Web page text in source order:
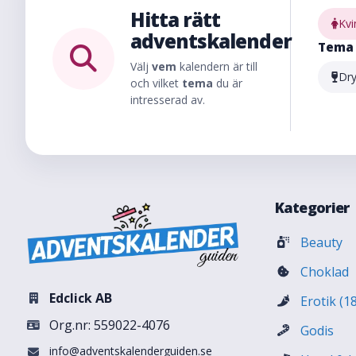
Hitta rätt
adventskalender
Välj vem kalendern är till
och vilket tema du är
intresserad av.
Tema
Edclick AB
Org.nr: 559022-4076
info@adventskalenderguiden.se
Kategorier
Beauty
Choklad
Erotik
Godis